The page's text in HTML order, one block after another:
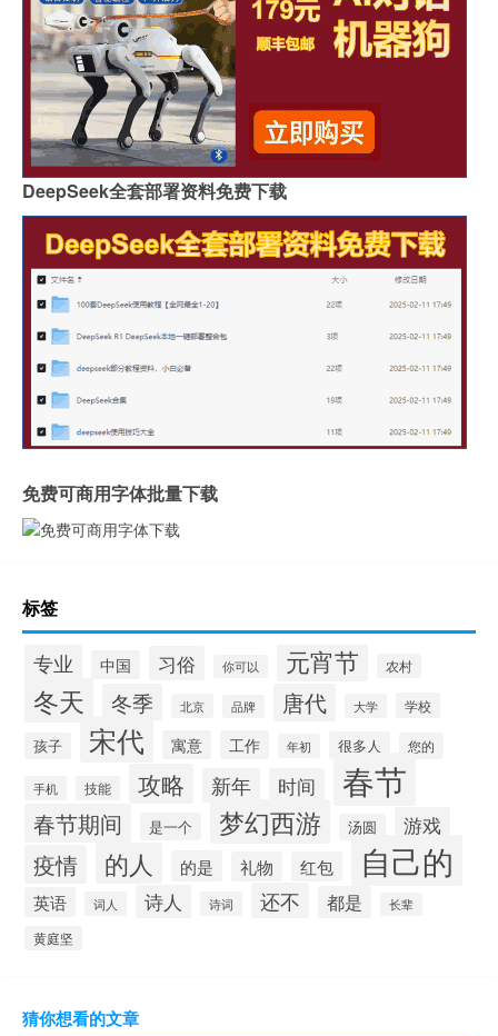
DeepSeek全套部署资料免费下载
免费可商用字体批量下载
标签
专业 中国 习俗 你可以 元宵节 农村
冬天 冬季 北京 品牌 唐代 大学 学校
孩子 宋代 寓意 工作 年初 很多人 您的
手机 技能 攻略 新年 时间 春节
春节期间 是一个 梦幻西游 汤圆 游戏
疫情 的人 的是 礼物 红包 自己的
英语 词人 诗人 诗词 还不 都是 长辈
黄庭坚
猜你想看的文章